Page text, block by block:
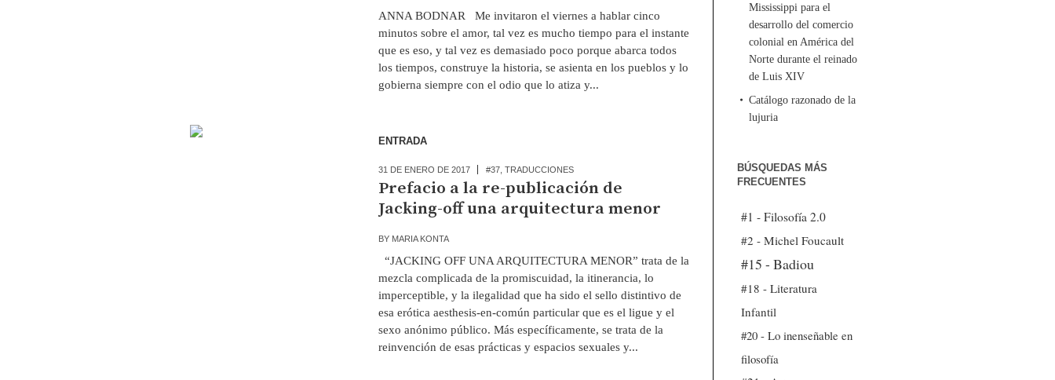
ANNA BODNAR Me invitaron el viernes a hablar cinco
minutos sobre el amor, tal vez es mucho tiempo para el instante
que es eso, y tal vez es demasiado poco porque abarca todos
los tiempos, construye la historia, se asienta en los pueblos y lo
gobierna siempre con el odio que lo atiza y...
ENTRADA
31 DE ENERO DE 2017 #37, TRADUCCIONES
Prefacio a la re-publicación de
Jacking-off una arquitectura menor
BY MARIA KONTA
“JACKING OFF UNA ARQUITECTURA MENOR” trata de la
mezcla complicada de la promiscuidad, la itinerancia, lo
imperceptible, y la ilegalidad que ha sido el sello distintivo de
esa erótica aesthesis-en-común particular que es el ligue y el
sexo anónimo público. Más específicamente, se trata de la
reinvención de esas prácticas y espacios sexuales y...
Mississippi para el
desarrollo del comercio
colonial en América del
Norte durante el reinado
de Luis XIV
Catálogo razonado de la
lujuria
BÚSQUEDAS MÁS
FRECUENTES
#1 - Filosofía 2.0
#2 - Michel Foucault
#15 - Badiou
#18 - Literatura
Infantil
#20 - Lo inenseñable en
filosofía